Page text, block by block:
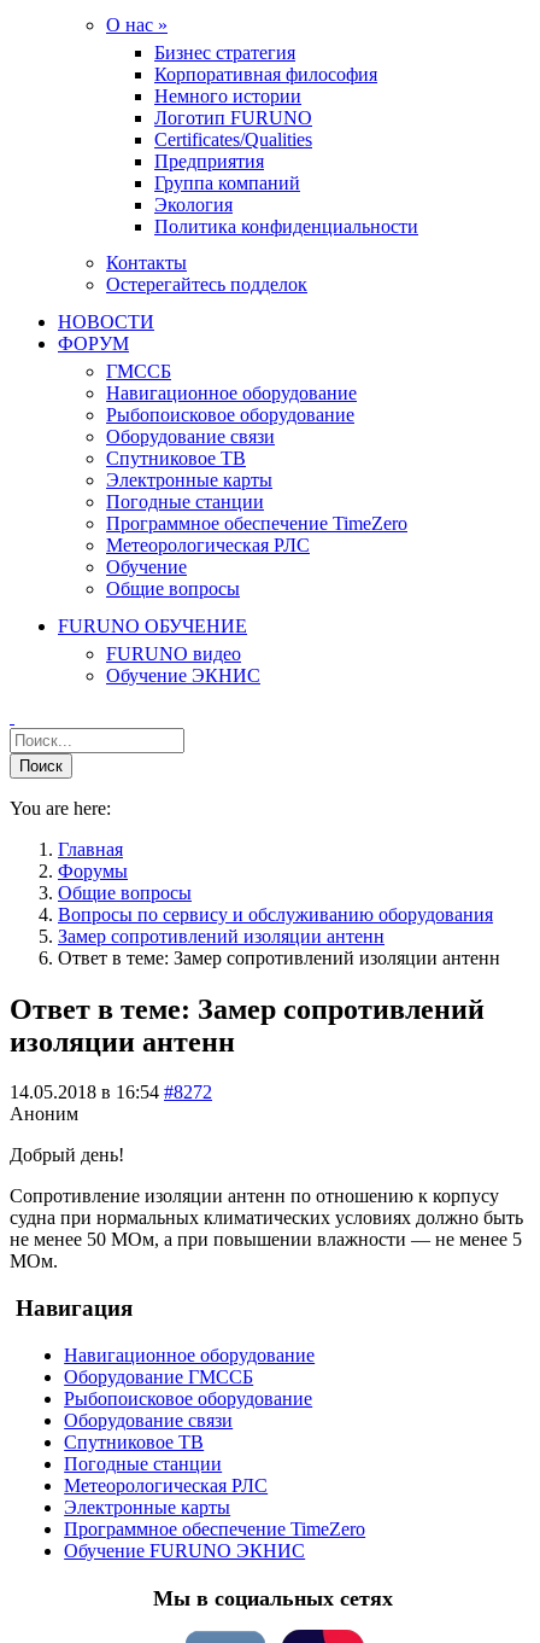
О нас »
Бизнес стратегия
Корпоративная философия
Немного истории
Логотип FURUNO
Certificates/Qualities
Предприятия
Группа компаний
Экология
Политика конфиденциальности
Контакты
Остерегайтесь подделок
НОВОСТИ
ФОРУМ
ГМССБ
Навигационное оборудование
Рыбопоисковое оборудование
Оборудование связи
Спутниковое ТВ
Электронные карты
Погодные станции
Программное обеспечение TimeZero
Метеорологическая РЛС
Обучение
Общие вопросы
FURUNO ОБУЧЕНИЕ
FURUNO видео
Обучение ЭКНИС
You are here:
Главная
Форумы
Общие вопросы
Вопросы по сервису и обслуживанию оборудования
Замер сопротивлений изоляции антенн
Ответ в теме: Замер сопротивлений изоляции антенн
Ответ в теме: Замер сопротивлений
изоляции антенн
14.05.2018 в 16:54 #8272
Аноним
Добрый день!
Сопротивление изоляции антенн по отношению к корпусу
судна при нормальных климатических условиях должно быть
не менее 50 МОм, а при повышении влажности — не менее 5
МОм.
Навигация
Навигационное оборудование
Оборудование ГМССБ
Рыбопоисковое оборудование
Оборудование связи
Спутниковое ТВ
Погодные станции
Метеорологическая РЛС
Электронные карты
Программное обеспечение TimeZero
Обучение FURUNO ЭКНИС
Мы в социальных сетях